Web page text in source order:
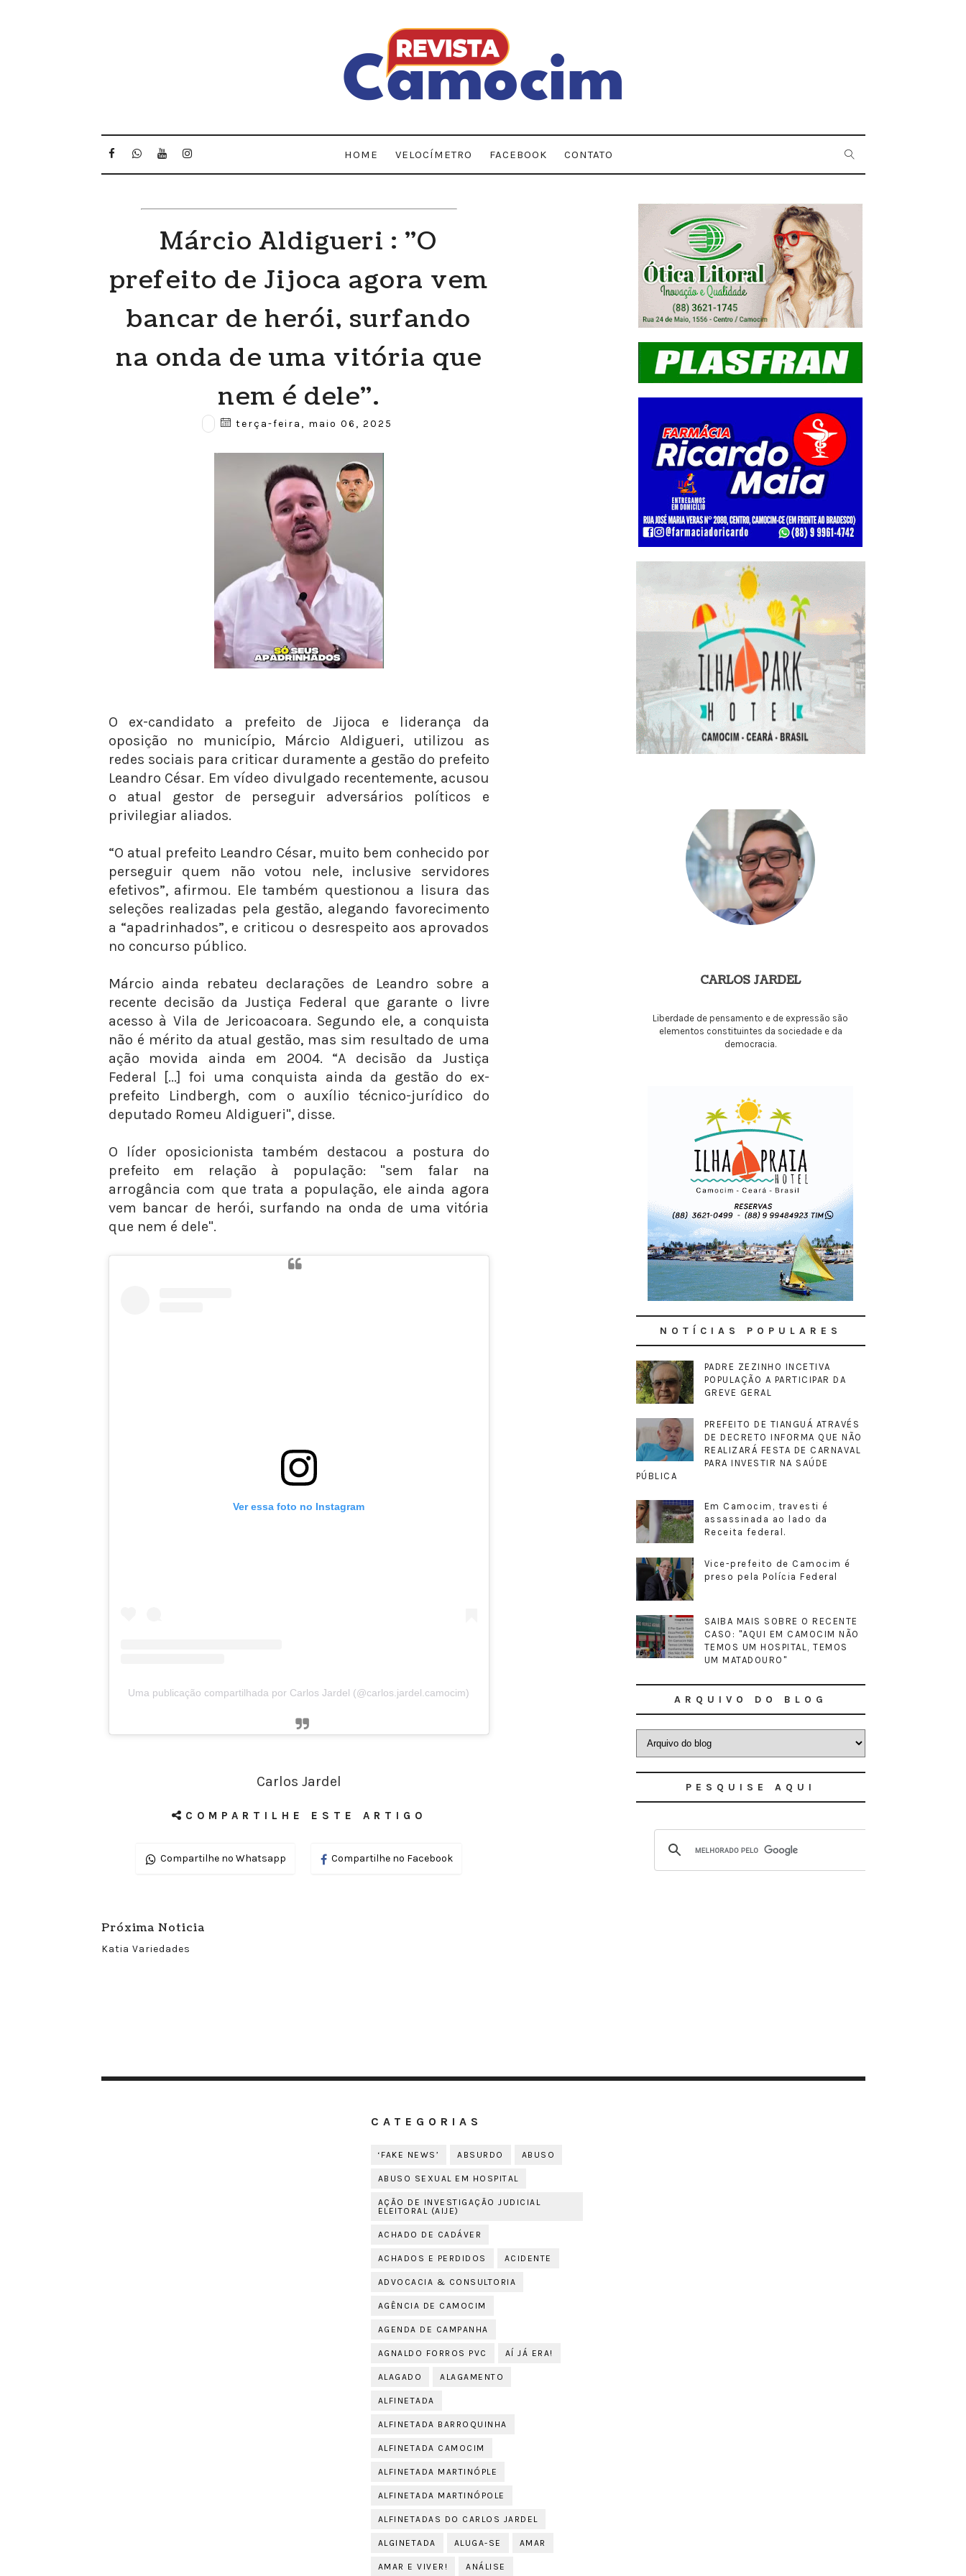
HOME VELOCÍMETRO FACEBOOK CONTATO
Márcio Aldigueri : "O
prefeito de Jijoca agora vem
bancar de herói, surfando
na onda de uma vitória que
nem é dele".
terça-feira, maio 06, 2025
O ex-candidato a prefeito de Jijoca e liderança da
oposição no município, Márcio Aldigueri, utilizou as
redes sociais para criticar duramente a gestão do prefeito
Leandro César. Em vídeo divulgado recentemente, acusou
o atual gestor de perseguir adversários políticos e
privilegiar aliados.
“O atual prefeito Leandro César, muito bem conhecido por
perseguir quem não votou nele, inclusive servidores
efetivos”, afirmou. Ele também questionou a lisura das
seleções realizadas pela gestão, alegando favorecimento
a “apadrinhados”, e criticou o desrespeito aos aprovados
no concurso público.
Márcio ainda rebateu declarações de Leandro sobre a
recente decisão da Justiça Federal que garante o livre
acesso à Vila de Jericoacoara. Segundo ele, a conquista
não é mérito da atual gestão, mas sim resultado de uma
ação movida ainda em 2004. “A decisão da Justiça
Federal [...] foi uma conquista ainda da gestão do ex-
prefeito Lindbergh, com o auxílio técnico-jurídico do
deputado Romeu Aldigueri", disse.
O líder oposicionista também destacou a postura do
prefeito em relação à população: "sem falar na
arrogância com que trata a população, ele ainda agora
vem bancar de herói, surfando na onda de uma vitória
que nem é dele".
Ver essa foto no Instagram
Uma publicação compartilhada por Carlos Jardel (@carlos.jardel.camocim)
Carlos Jardel
COMPARTILHE ESTE ARTIGO
Compartilhe no Whatsapp Compartilhe no Facebook
Próxima Noticia
Katia Variedades
CARLOS JARDEL
Liberdade de pensamento e de expressão são
elementos constituintes da sociedade e da
democracia.
NOTÍCIAS POPULARES
PADRE ZEZINHO INCETIVA
POPULAÇÃO A PARTICIPAR DA
GREVE GERAL
PREFEITO DE TIANGUÁ ATRAVÉS
DE DECRETO INFORMA QUE NÃO
REALIZARÁ FESTA DE CARNAVAL
PARA INVESTIR NA SAÚDE
PÚBLICA
Em Camocim, travesti é
assassinada ao lado da
Receita federal.
Vice-prefeito de Camocim é
preso pela Polícia Federal
SAIBA MAIS SOBRE O RECENTE
CASO: "AQUI EM CAMOCIM NÃO
TEMOS UM HOSPITAL, TEMOS
UM MATADOURO"
ARQUIVO DO BLOG
PESQUISE AQUI
CATEGORIAS
‘FAKE NEWS’ ABSURDO ABUSO
ABUSO SEXUAL EM HOSPITAL
AÇÃO DE INVESTIGAÇÃO JUDICIAL
ELEITORAL (AIJE)
ACHADO DE CADÁVER
ACHADOS E PERDIDOS ACIDENTE
ADVOCACIA & CONSULTORIA
AGÊNCIA DE CAMOCIM
AGENDA DE CAMPANHA
AGNALDO FORROS PVC AÍ JÁ ERA!
ALAGADO ALAGAMENTO
ALFINETADA
ALFINETADA BARROQUINHA
ALFINETADA CAMOCIM
ALFINETADA MARTINÓPLE
ALFINETADA MARTINÓPOLE
ALFINETADAS DO CARLOS JARDEL
ALGINETADA ALUGA-SE AMAR
AMAR E VIVER! ANÁLISE